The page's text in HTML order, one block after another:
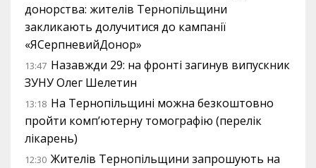
донорства: жителів Тернопільщини
закликають долучитися до кампанії
«ЯСерпневийДонор»
13:47 Назавжди 29: на фронті загинув випускник
ЗУНУ Олег Шелетин
13:18 На Тернопільщині можна безкоштовно
пройти комп’ютерну томографію (перелік
лікарень)
12:30 Жителів Тернопільщини запрошують на